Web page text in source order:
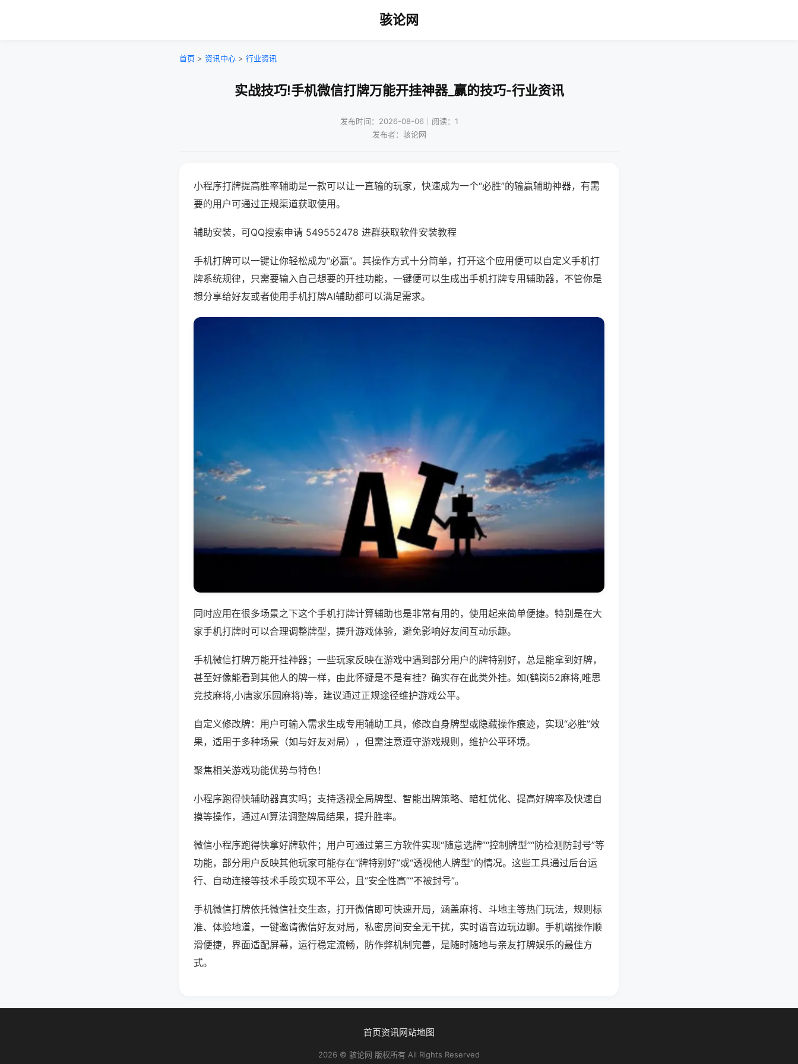
骇论网
首页 > 资讯中心 > 行业资讯
实战技巧!手机微信打牌万能开挂神器_赢的技巧-行业资讯
发布时间：2026-08-06｜阅读：1
发布者：骇论网
小程序打牌提高胜率辅助是一款可以让一直输的玩家，快速成为一个“必胜”的输赢辅助神器，有需
要的用户可通过正规渠道获取使用。
辅助安装，可QQ搜索申请 549552478 进群获取软件安装教程
手机打牌可以一键让你轻松成为“必赢”。其操作方式十分简单，打开这个应用便可以自定义手机打
牌系统规律，只需要输入自己想要的开挂功能，一键便可以生成出手机打牌专用辅助器，不管你是
想分享给好友或者使用手机打牌AI辅助都可以满足需求。
同时应用在很多场景之下这个手机打牌计算辅助也是非常有用的，使用起来简单便捷。特别是在大
家手机打牌时可以合理调整牌型，提升游戏体验，避免影响好友间互动乐趣。
手机微信打牌万能开挂神器；一些玩家反映在游戏中遇到部分用户的牌特别好，总是能拿到好牌，
甚至好像能看到其他人的牌一样，由此怀疑是不是有挂？确实存在此类外挂。如(鹤岗52麻将,唯思
竞技麻将,小唐家乐园麻将)等，建议通过正规途径维护游戏公平。
自定义修改牌：用户可输入需求生成专用辅助工具，修改自身牌型或隐藏操作痕迹，实现“必胜”效
果，适用于多种场景（如与好友对局），但需注意遵守游戏规则，维护公平环境。
聚焦相关游戏功能优势与特色！
小程序跑得快辅助器真实吗；支持透视全局牌型、智能出牌策略、暗杠优化、提高好牌率及快速自
摸等操作，通过AI算法调整牌局结果，提升胜率。
微信小程序跑得快拿好牌软件；用户可通过第三方软件实现“随意选牌”“控制牌型”“防检测防封号”等
功能，部分用户反映其他玩家可能存在“牌特别好”或“透视他人牌型”的情况。这些工具通过后台运
行、自动连接等技术手段实现不平公，且“安全性高”“不被封号”。
手机微信打牌依托微信社交生态，打开微信即可快速开局，涵盖麻将、斗地主等热门玩法，规则标
准、体验地道，一键邀请微信好友对局，私密房间安全无干扰，实时语音边玩边聊。手机端操作顺
滑便捷，界面适配屏幕，运行稳定流畅，防作弊机制完善，是随时随地与亲友打牌娱乐的最佳方
式。
首页资讯网站地图
2026 © 骇论网 版权所有 All Rights Reserved